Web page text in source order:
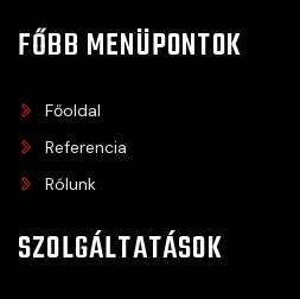
FŐBB MENÜPONTOK
Főoldal
Referencia
Rólunk
SZOLGÁLTATÁSOK